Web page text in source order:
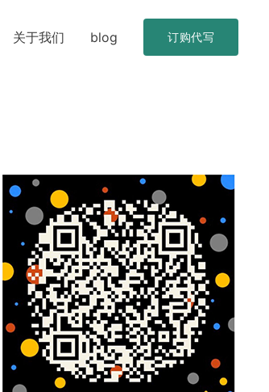
关于我们 blog 订购代写